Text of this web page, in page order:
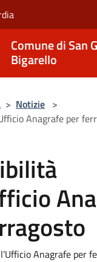
Comune di San
Bigarello
> Notizie >
Anagrafe per
Anagrafe per